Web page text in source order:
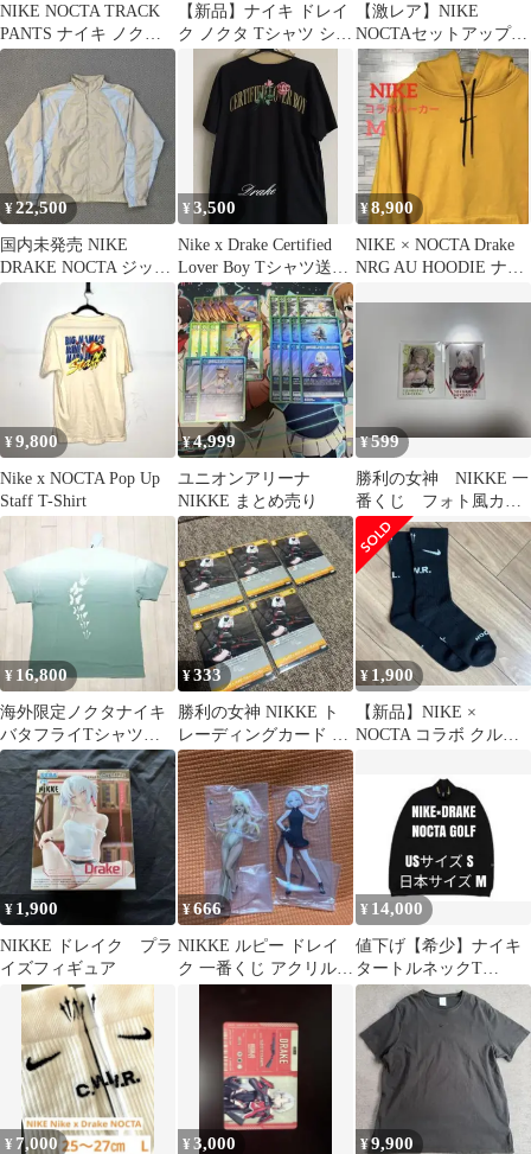
NIKE NOCTA TRACK
PANTS ナイキ ノクタ
トラック パンツ
【新品】ナイキ ドレイ
ク ノクタ Tシャツ ショ
ートスリーブ グレー M
サイズ
【激レア】NIKE
NOCTAセットアップ
上下L ナイキ
¥22,500
国内未発売 NIKE
DRAKE NOCTA ジップ
アップトラックジャケ
¥3,500
Nike x Drake Certified
Lover Boy Tシャツ送料
込
¥8,900
NIKE × NOCTA Drake
NRG AU HOODIE ナイ
¥9,800
Nike x NOCTA Pop Up
Staff T-Shirt
¥4,999
ユニオンアリーナ
NIKKE まとめ売り
¥ 599
勝利の女神 NIKKE 一
番くじ フォト風カー
ド ドレイク ソーダ
¥ 16,800
海外限定ノクタナイキ
バタフライTシャツク
ロムハーツnoctaティフ
ァニーフェード
¥333
勝利の女神 NIKKE ト
レーディングカード ド
レイク 4枚セット
¥ 1,900
【新品】NIKE ×
NOCTA コラボ クルー
¥ 1,900
NIKKE ドレイク プラ
イズフィギュア
¥666
NIKKE ルピー ドレイ
ク 一番くじ アクリルス
¥ 14,000
値下げ【希少】ナイキ
タートルネックT
NIKE×DRAKE NOCTA
黒 Ｍ
¥ 7,000 ¥3,000 ¥9,900